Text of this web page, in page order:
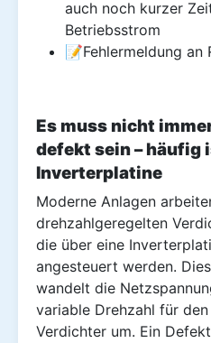
auch noch kurzer
Betriebsstrom
📝Fehlermeldung an
Es muss nicht
defekt sein – häufig
Inverterplatine
Moderne Anlagen
drehzahlgeregelten
die über eine
angesteuert werden.
wandelt die
variable Drehzahl für den
Verdichter um. Ein